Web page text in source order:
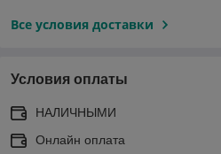
Все условия доставки
Условия оплаты
НАЛИЧНЫМИ
Онлайн оплата